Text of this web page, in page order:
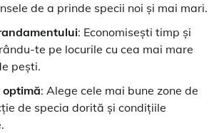
de a prinde specii noi și mai mari.
: Economisești timp și
te pe locurile cu cea mai mare
pești.
: Alege cele mai bune zone de
de specia dorită și condițiile